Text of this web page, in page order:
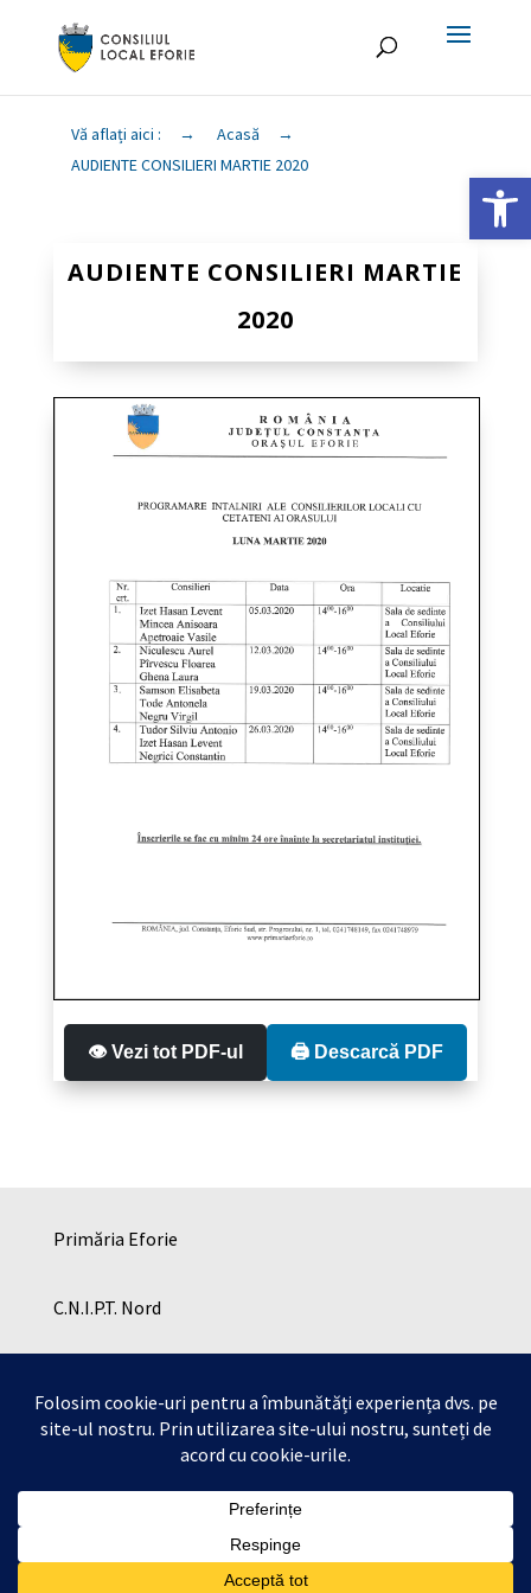
Deschide
Vă aflați aici : → Acasă
→
AUDIENTE CONSILIERI MARTIE 2020
AUDIENTE CONSILIERI MARTIE
2020
👁️ Vezi tot PDF-ul 🖨️ Descarcă PDF
Primăria Eforie
C.N.I.P.T. Nord
Copyright © Consiliul Local Eforie 2026 | Toate
drepturile rezervate .